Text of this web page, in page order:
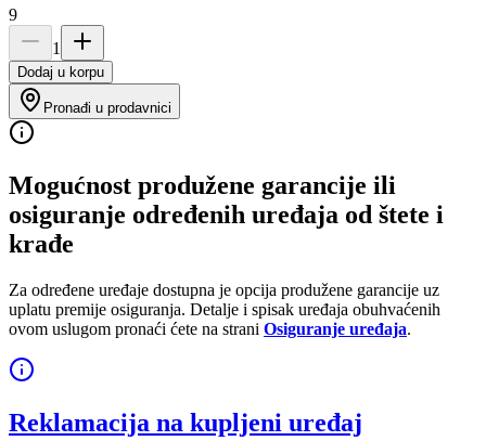
9
1
Dodaj u korpu
Pronađi u prodavnici
Mogućnost produžene garancije ili
osiguranje određenih uređaja od štete i
krađe
Za određene uređaje dostupna je opcija produžene garancije uz
uplatu premije osiguranja. Detalje i spisak uređaja obuhvaćenih
ovom uslugom pronaći ćete na strani Osiguranje uređaja.
Reklamacija na kupljeni uređaj